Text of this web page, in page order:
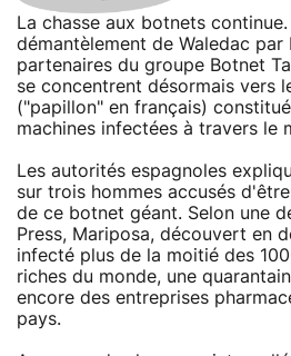
La chasse aux botnets
démantèlement de Waledac
partenaires du groupe Botnet
se concentrent désormais vers
("papillon" en français)
machines infectées à travers le
Les autorités espagnoles
sur trois hommes accusés
de ce botnet géant. Selon une
Press, Mariposa, découvert en
infecté plus de la moitié des
riches du monde, une
encore des entreprises
pays.